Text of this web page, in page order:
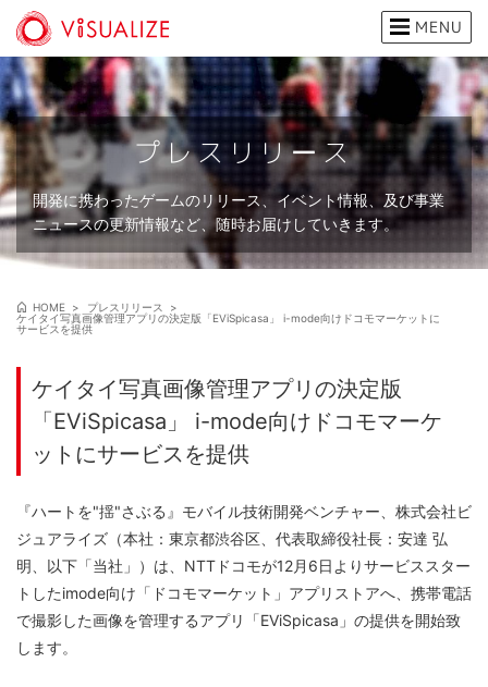
MENU
プレスリリース
開発に携わったゲームのリリース、イベント情報、及び事業
ニュースの更新情報など、随時お届けしていきます。
HOME
プレスリリース
ケイタイ写真画像管理アプリの決定版「EViSpicasa」 i-mode向けドコモマーケットに
サービスを提供
ケイタイ写真画像管理アプリの決定版
「EViSpicasa」 i-mode向けドコモマーケ
ットにサービスを提供
『ハートを"揺"さぶる』モバイル技術開発ベンチャー、株式会社ビ
ジュアライズ（本社：東京都渋谷区、代表取締役社長：安達 弘
明、以下「当社」）は、NTTドコモが12月6日よりサービススター
トしたimode向け「ドコモマーケット」アプリストアへ、携帯電話
で撮影した画像を管理するアプリ「EViSpicasa」の提供を開始致
します。